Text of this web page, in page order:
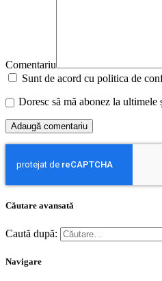
Comentariu
Sunt de acord cu politica de
Doresc să mă abonez la
Căutare avansată
Caută după:
Navigare